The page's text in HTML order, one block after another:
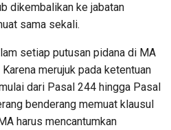
dikembalikan ke jabatan
sama sekali.
setiap putusan pidana di MA
merujuk pada ketentuan
dari Pasal 244 hingga Pasal
benderang memuat klausul
harus mencantumkan